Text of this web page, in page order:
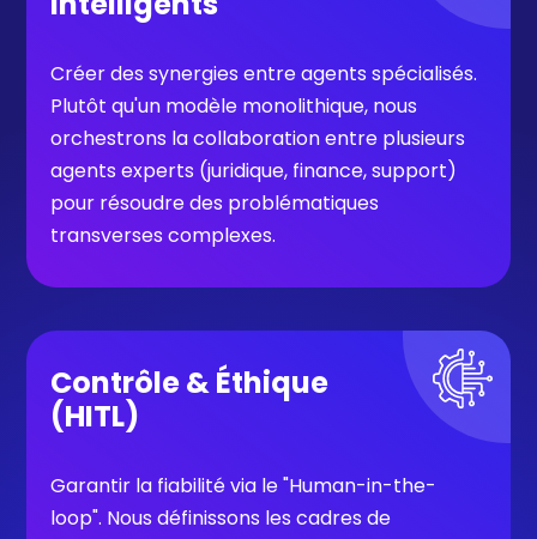
Créer des synergies entre agents spécialisés.
Plutôt qu'un modèle monolithique, nous
orchestrons la collaboration entre plusieurs
agents experts (juridique, finance, support)
pour résoudre des problématiques
transverses complexes.
Contrôle & Éthique
(HITL)
Garantir la fiabilité via le "Human-in-the-
loop". Nous définissons les cadres de